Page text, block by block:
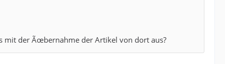
mit der Ãœbernahme der Artikel von dort aus?